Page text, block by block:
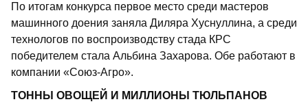
По итогам конкурса первое место среди мастеров
машинного доения заняла Диляра Хуснуллина, а среди
технологов по воспроизводству стада КРС
победителем стала Альбина Захарова. Обе работают в
компании «Союз-Агро».
ТОННЫ ОВОЩЕЙ И МИЛЛИОНЫ ТЮЛЬПАНОВ